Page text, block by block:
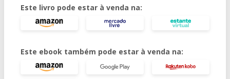
Este livro pode estar à venda na:
Este ebook também pode estar à venda na: